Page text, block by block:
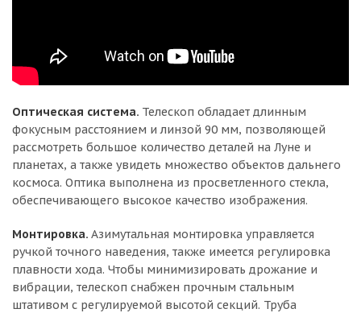
Оптическая система. Телескоп обладает длинным
фокусным расстоянием и линзой 90 мм, позволяющей
рассмотреть большое количество деталей на Луне и
планетах, а также увидеть множество объектов дальнего
космоса. Оптика выполнена из просветленного стекла,
обеспечивающего высокое качество изображения.
Монтировка. Азимутальная монтировка управляется
ручкой точного наведения, также имеется регулировка
плавности хода. Чтобы минимизировать дрожание и
вибрации, телескоп снабжен прочным стальным
штативом с регулируемой высотой секций. Труба